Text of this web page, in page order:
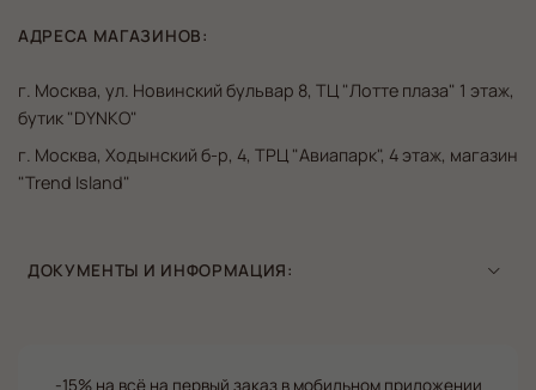
АДРЕСА МАГАЗИНОВ:
г. Москва, ул. Новинский бульвар 8, ТЦ "Лотте плаза" 1 этаж,
бутик "DYNKO"
г. Москва, Ходынский б-р, 4, ТРЦ "Авиапарк", 4 этаж, магазин
"Trend Island"
ДОКУМЕНТЫ И ИНФОРМАЦИЯ:
-15% на всё на первый заказ в мобильном приложении